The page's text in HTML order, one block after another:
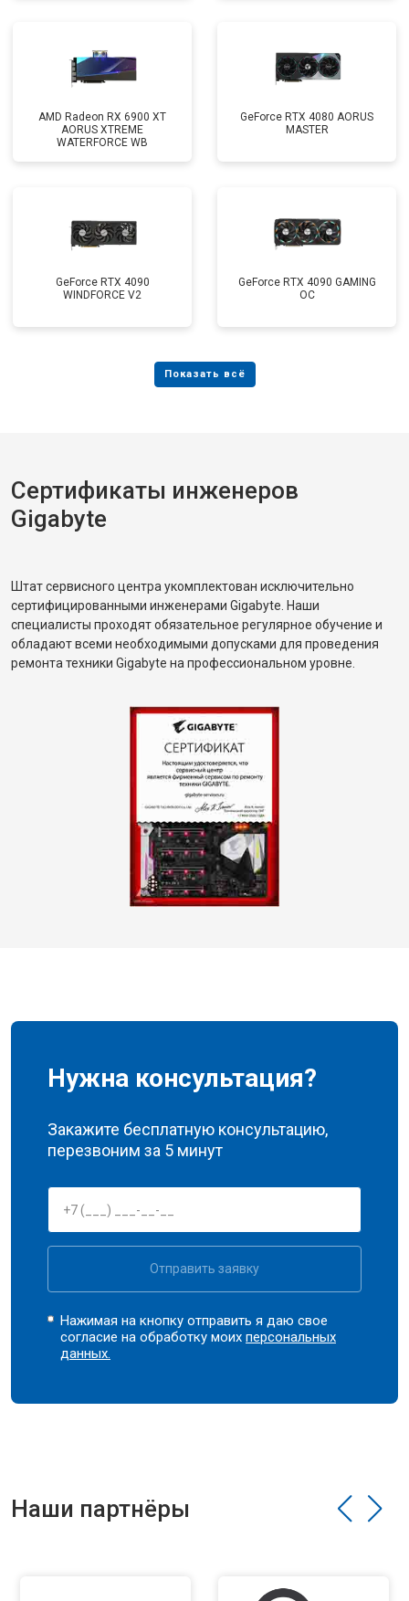
AMD Radeon RX 6900 XT
AORUS XTREME
WATERFORCE WB
GeForce RTX 4080 AORUS
MASTER
GeForce RTX 4090
WINDFORCE V2
GeForce RTX 4090 GAMING
OC
Сертификаты инженеров
Gigabyte
Штат сервисного центра укомплектован исключительно
сертифицированными инженерами Gigabyte. Наши
специалисты проходят обязательное регулярное обучение и
обладают всеми необходимыми допусками для проведения
ремонта техники Gigabyte на профессиональном уровне.
Нужна консультация?
Закажите бесплатную консультацию,
перезвоним за 5 минут
Отправить заявку
Нажимая на кнопку отправить я даю свое
согласие на обработку моихперсональных
данных.
Наши партнёры